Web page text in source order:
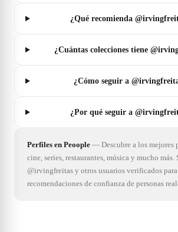
¿Qué recomienda
¿Cuántas colecciones tiene
¿Cómo seguir a
¿Por qué seguir a
Perfiles en Peoople — Descubre a los mejores
cine, series, restaurantes, música y mucho más.
@irvingfreitas y otros usuarios verificados
recomendaciones de confianza de personas